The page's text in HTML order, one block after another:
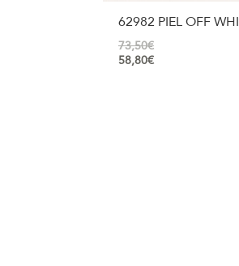
62982 PIEL OFF
73,50€
58,80€